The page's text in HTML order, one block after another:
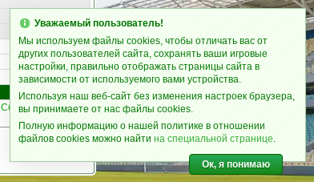
Сборные|Статьи55
Уважаемый пользователь!
Мы используем файлы cookies, чтобы отличать вас от
других пользователей сайта, сохранять ваши игровые
настройки, правильно отображать страницы сайта в
зависимости от используемого вами устройства.
Используя наш веб-сайт без изменения настроек браузера,
вы принимаете от нас файлы cookies.
Полную информацию о нашей политике в отношении
файлов cookies можно найти на специальной странице.
Ок, я понимаю